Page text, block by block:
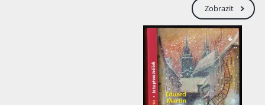
připravovat se tak na literární dráhu.
Později studoval na Filozofické fakultě
Univerzity Karlovy. srovnávací literatury
spolu se studiem slovanských jazyků .
Když byla katedra srovnávacích literatur z
politických důvodů zrušena, přestoupil na
katedru dějin a teorie divadla / prof.
František Černý, prof. Miroslav Kouřil,
docentka orientálního divadla Dana
Zobrazit